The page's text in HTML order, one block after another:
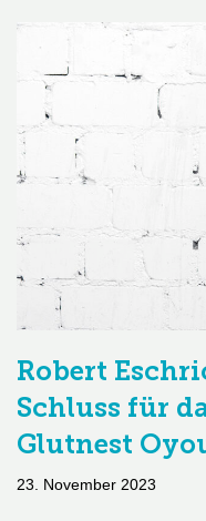
Robert
Schluss für
Glutnest
23. November 2023